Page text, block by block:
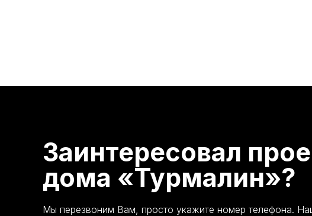
Заинтересовал
дома «Турмалин»?
Мы перезвоним Вам, просто укажите номер телефона.